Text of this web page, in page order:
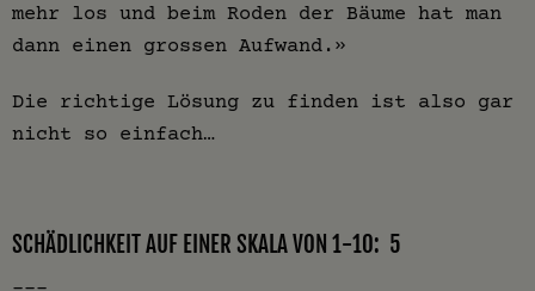
mehr los und beim Roden der Bäume hat man
dann einen grossen Aufwand.»
Die richtige Lösung zu finden ist also gar
nicht so einfach…
SCHÄDLICHKEIT AUF EINER SKALA VON 1-10: 5